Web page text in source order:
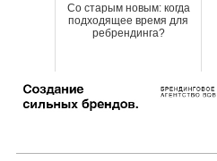
Со старым новым: когда
подходящее время для
ребрендинга?